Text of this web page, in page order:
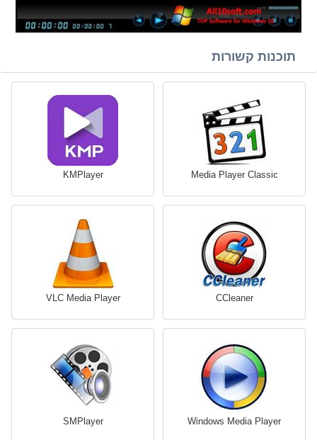
תוכנות קשורות
Media Player Classic
KMPlayer
CCleaner
VLC Media Player
Windows Media Player
SMPlayer